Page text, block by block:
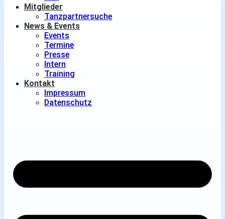
Mitglieder
Tanzpartnersuche
News & Events
Events
Termine
Presse
Intern
Training
Kontakt
Impressum
Datenschutz